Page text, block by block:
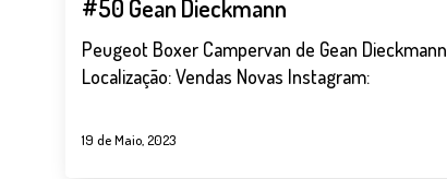
#50 Gean Dieckmann
Peugeot Boxer Campervan de Gean Dieckmann
Localização: Vendas Novas Instagram:
19 de Maio, 2023